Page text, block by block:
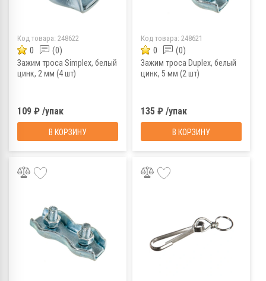
Код товара: 248622
0 (0)
Зажим троса Simplex, белый
цинк, 2 мм (4 шт)
109 ₽ /упак
В КОРЗИНУ
Код товара: 248621
0 (0)
Зажим троса Duplex, белый
цинк, 5 мм (2 шт)
135 ₽ /упак
В КОРЗИНУ